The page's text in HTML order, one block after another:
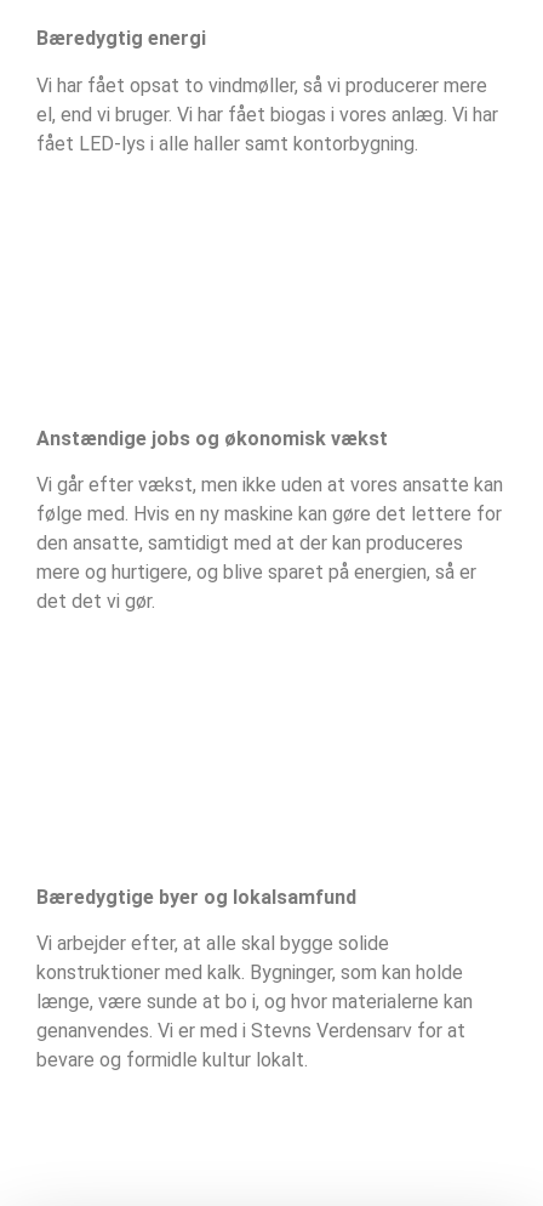
Bæredygtig energi
Vi har fået opsat to vindmøller, så vi producerer mere
el, end vi bruger. Vi har fået biogas i vores anlæg. Vi har
fået LED-lys i alle haller samt kontorbygning.
Anstændige jobs og økonomisk vækst
Vi går efter vækst, men ikke uden at vores ansatte kan
følge med. Hvis en ny maskine kan gøre det lettere for
den ansatte, samtidigt med at der kan produceres
mere og hurtigere, og blive sparet på energien, så er
det det vi gør.
Bæredygtige byer og lokalsamfund
Vi arbejder efter, at alle skal bygge solide
konstruktioner med kalk. Bygninger, som kan holde
længe, være sunde at bo i, og hvor materialerne kan
genanvendes. Vi er med i Stevns Verdensarv for at
bevare og formidle kultur lokalt.